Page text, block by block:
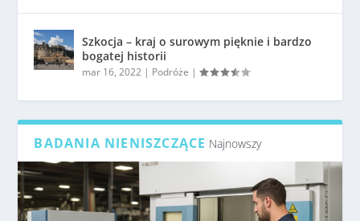
Szkocja – kraj o surowym pięknie i bardzo
bogatej historii
mar 16, 2022 | Podróże |
BADANIA NIENISZCZĄCE Najnowszy